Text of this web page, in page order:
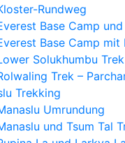
Rundweg
Base Camp
Base Camp
Solukhumbu Trek
Trek –
Trekking
Umrundung
und Tsum Tal